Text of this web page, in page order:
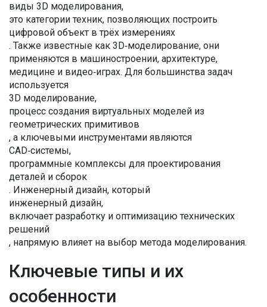
виды 3D моделирования,
это категории техник, позволяющих построить
цифровой объект в трёх измерениях
. Также известные как 3D‑моделирование, они
применяются в машиностроении, архитектуре,
медицине и видео‑играх. Для большинства задач
используется
3D моделирование,
процесс создания виртуальных моделей из
геометрических примитивов
, а ключевыми инструментами являются
CAD‑системы,
программные комплексы для проектирования
деталей и сборок
. Инженерный дизайн, который
инженерный дизайн,
включает разработку и оптимизацию технических
решений
, напрямую влияет на выбор метода моделирования.
Ключевые типы и их
особенности